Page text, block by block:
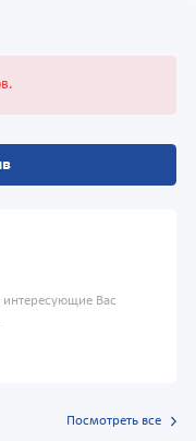
интересующие Вас
Посмотреть все